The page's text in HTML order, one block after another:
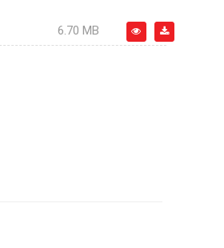
6.70 MB